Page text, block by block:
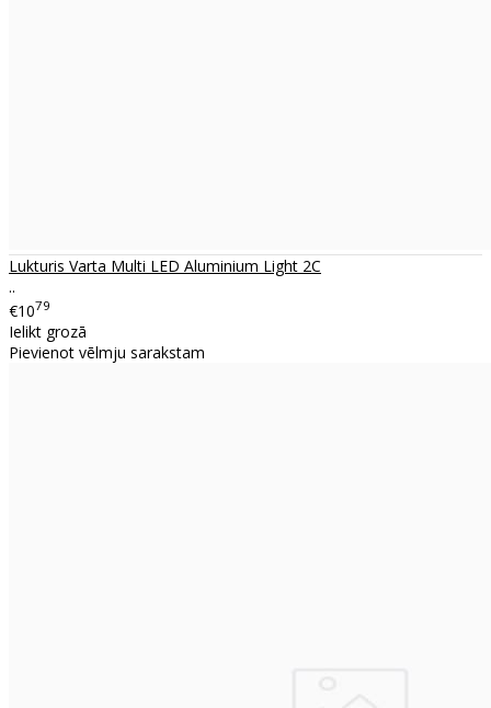
Lukturis Varta Multi LED Aluminium Light 2C
..
€1079
Ielikt grozā
Pievienot vēlmju sarakstam